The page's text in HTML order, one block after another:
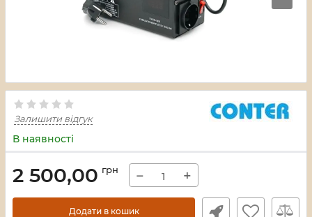
Залишити відгук
В наявності
2 500,00 грн − +
Додати в кошик